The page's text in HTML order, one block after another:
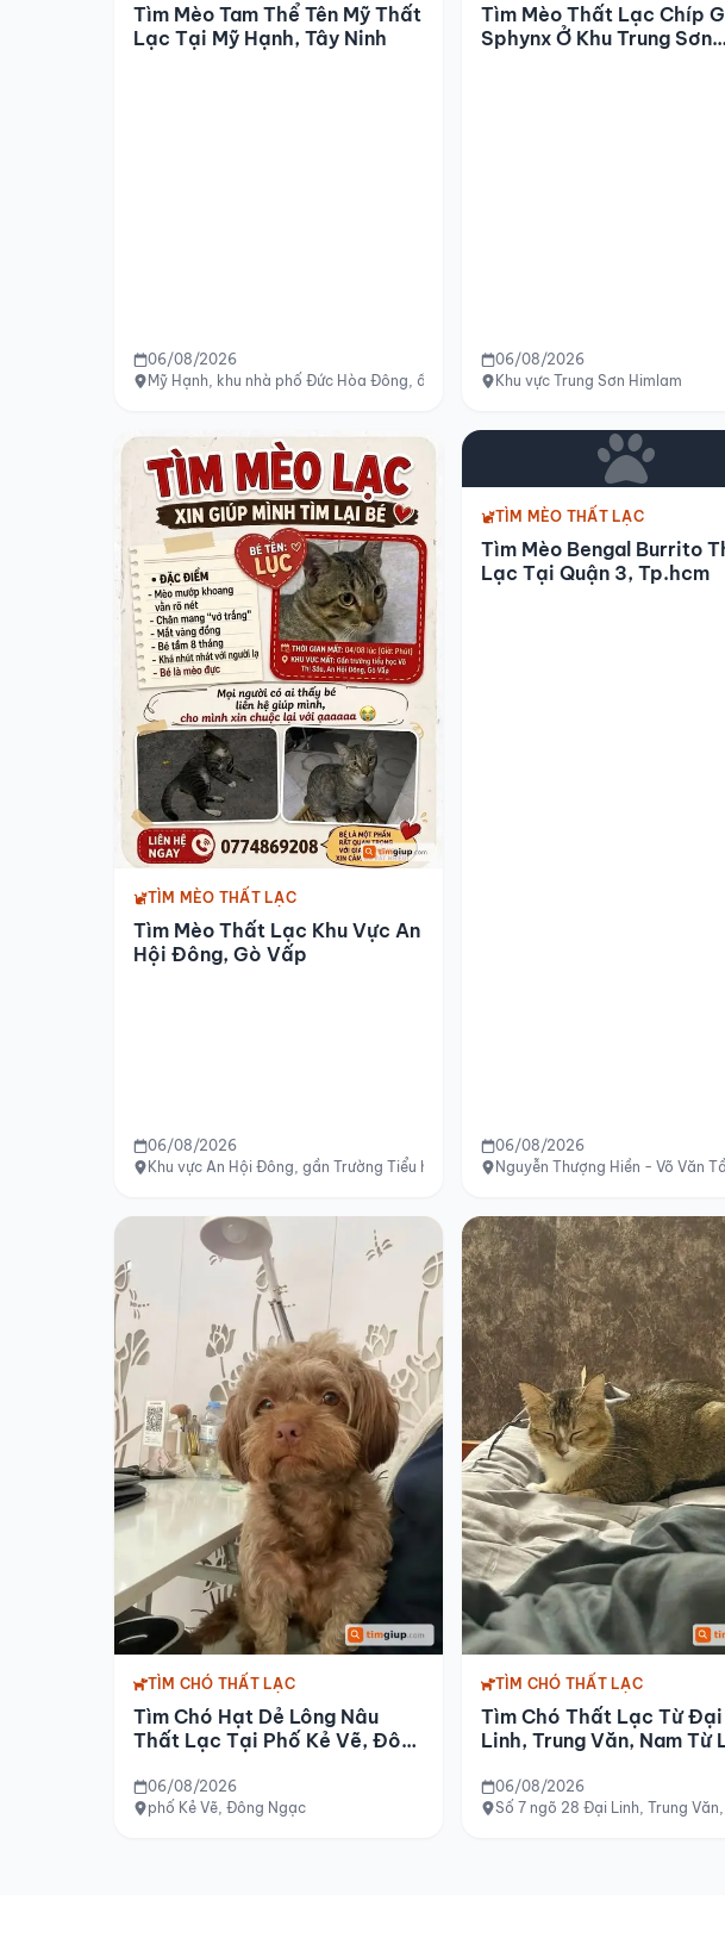
Tìm Mèo Tam Thể Tên Mỹ Thất
Lạc Tại Mỹ Hạnh, Tây Ninh
06/08/2026
Mỹ Hạnh, khu nhà phố Đức Hòa Đông, ấp 4, Tây Ninh
Tìm Mèo Thất Lạc Chíp
Sphynx Ở Khu Trung Sơn
06/08/2026
Khu vực Trung Sơn Himlam
TÌM MÈO THẤT LẠC
Tìm Mèo Thất Lạc Khu Vực An
Hội Đông, Gò Vấp
06/08/2026
Khu vực An Hội Đông, gần Trường Tiểu học Võ Thị Sáu, Gò Vấp
TÌM MÈO THẤT LẠC
Tìm Mèo Bengal Burrito
Lạc Tại Quận 3, Tp.hcm
06/08/2026
Nguyễn Thượng Hiền - Võ Văn
TÌM CHÓ THẤT LẠC
Tìm Chó Hạt Dẻ Lông Nâu
Thất Lạc Tại Phố Kẻ Vẽ, Đông
06/08/2026
phố Kẻ Vẽ, Đông Ngạc
TÌM CHÓ THẤT LẠC
Tìm Chó Thất Lạc Từ Đại
Linh, Trung Văn, Nam Từ
06/08/2026
Số 7 ngõ 28 Đại Linh, Trung Văn,